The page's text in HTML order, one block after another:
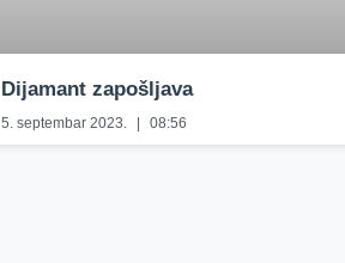
Dijamant zapošljava
5. septembar 2023. 08:56